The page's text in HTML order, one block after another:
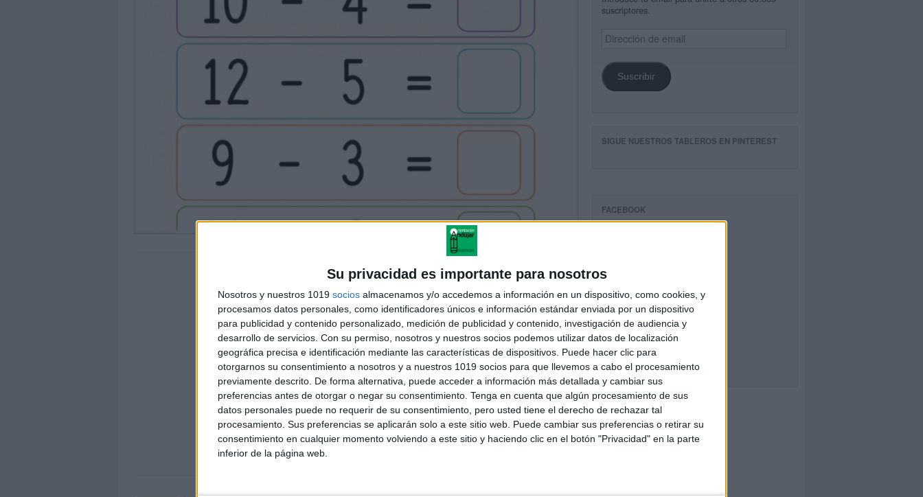
Su privacidad es importante para nosotros
Nosotros y nuestros 1019 socios almacenamos y/o accedemos a información en un dispositivo, como cookies, y
procesamos datos personales, como identificadores únicos e información estándar enviada por un dispositivo
para publicidad y contenido personalizado, medición de publicidad y contenido, investigación de audiencia y
desarrollo de servicios. Con su permiso, nosotros y nuestros socios podemos utilizar datos de localización
geográfica precisa e identificación mediante las características de dispositivos. Puede hacer clic para
otorgarnos su consentimiento a nosotros y a nuestros 1019 socios para que llevemos a cabo el procesamiento
previamente descrito. De forma alternativa, puede acceder a información más detallada y cambiar sus
preferencias antes de otorgar o negar su consentimiento. Tenga en cuenta que algún procesamiento de sus
datos personales puede no requerir de su consentimiento, pero usted tiene el derecho de rechazar tal
procesamiento. Sus preferencias se aplicarán solo a este sitio web. Puede cambiar sus preferencias o retirar su
consentimiento en cualquier momento volviendo a este sitio y haciendo clic en el botón "Privacidad" en la parte
inferior de la página web.
suscriptores.
Dirección
de
Suscribir
SIGUE NUESTROS TABLEROS EN PINTEREST
FACEBOOK